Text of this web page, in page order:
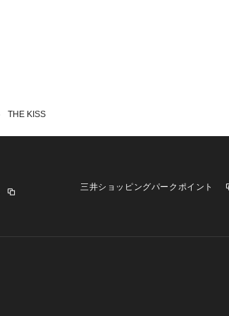
THE KISS
三井ショッピングパークポイント